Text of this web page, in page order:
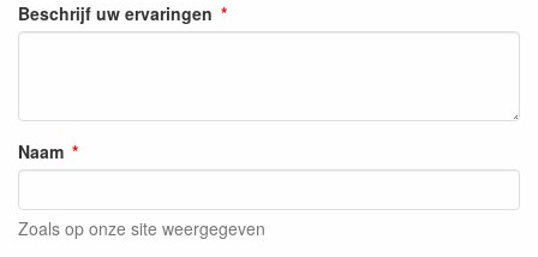
Beschrijf uw ervaringen
Naam
Zoals op onze site weergegeven